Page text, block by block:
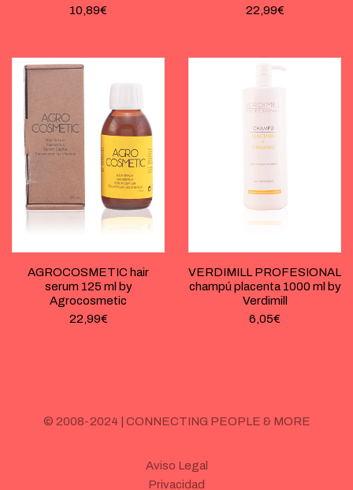
10,89€
22,99€
AGROCOSMETIC hair
serum 125 ml by
Agrocosmetic
22,99€
VERDIMILL PROFESIONAL
champú placenta 1000 ml by
Verdimill
6,05€
© 2008-2024 | CONNECTING PEOPLE & MORE
Aviso Legal
Privacidad